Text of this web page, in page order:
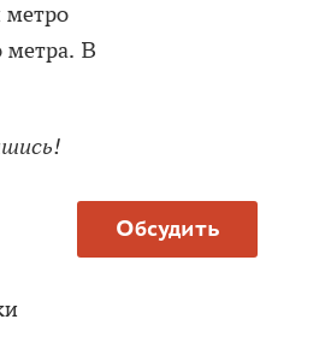
метро
метра. В
Обсудить